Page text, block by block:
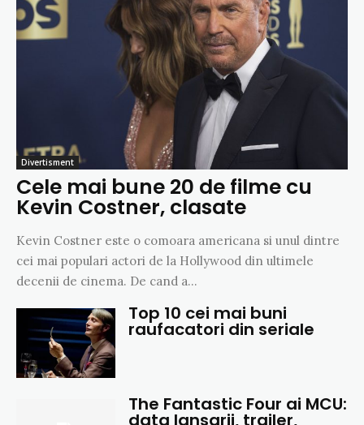
Divertisment
Cele mai bune 20 de filme cu
Kevin Costner, clasate
Kevin Costner este o comoara americana si unul dintre
cei mai populari actori de la Hollywood din ultimele
decenii de cinema. De cand a...
Top 10 cei mai buni
raufacatori din seriale
The Fantastic Four ai MCU:
data lansarii, trailer,